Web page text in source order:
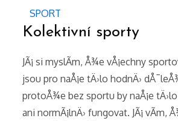
SPORT
Kolektivní sporty
JÃ¡ si myslÃ­m, Å¾e vÅ¡echny
jsou pro naÅ¡e tÄ›lo hodnÄ›
protoÅ¾e bez sportu by naÅ¡e
ani normÃ¡lnÄ› fungovat. JÃ¡